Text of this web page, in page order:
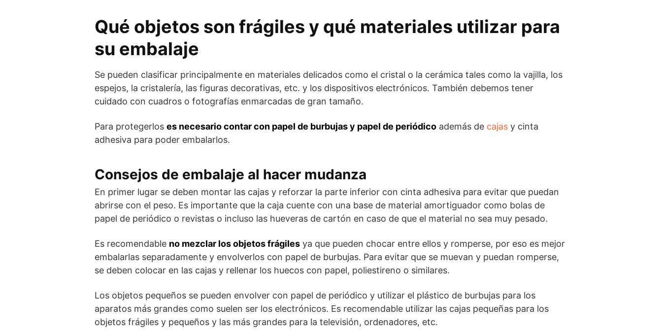
Qué objetos son frágiles y qué materiales utilizar para
su embalaje
Se pueden clasificar principalmente en materiales delicados como el cristal o la cerámica tales como la vajilla, los
espejos, la cristalería, las figuras decorativas, etc. y los dispositivos electrónicos. También debemos tener
cuidado con cuadros o fotografías enmarcadas de gran tamaño.
Para protegerlos es necesario contar con papel de burbujas y papel de periódico además de cajas y cinta
adhesiva para poder embalarlos.
Consejos de embalaje al hacer mudanza
En primer lugar se deben montar las cajas y reforzar la parte inferior con cinta adhesiva para evitar que puedan
abrirse con el peso. Es importante que la caja cuente con una base de material amortiguador como bolas de
papel de periódico o revistas o incluso las hueveras de cartón en caso de que el material no sea muy pesado.
Es recomendable no mezclar los objetos frágiles ya que pueden chocar entre ellos y romperse, por eso es mejor
embalarlas separadamente y envolverlos con papel de burbujas. Para evitar que se muevan y puedan romperse,
se deben colocar en las cajas y rellenar los huecos con papel, poliestireno o similares.
Los objetos pequeños se pueden envolver con papel de periódico y utilizar el plástico de burbujas para los
aparatos más grandes como suelen ser los electrónicos. Es recomendable utilizar las cajas pequeñas para los
objetos frágiles y pequeños y las más grandes para la televisión, ordenadores, etc.